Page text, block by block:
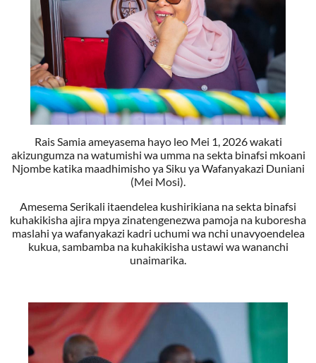
Rais Samia ameyasema hayo leo Mei 1, 2026 wakati
akizungumza na watumishi wa umma na sekta binafsi mkoani
Njombe katika maadhimisho ya Siku ya Wafanyakazi Duniani
(Mei Mosi).
Amesema Serikali itaendelea kushirikiana na sekta binafsi
kuhakikisha ajira mpya zinatengenezwa pamoja na kuboresha
maslahi ya wafanyakazi kadri uchumi wa nchi unavyoendelea
kukua, sambamba na kuhakikisha ustawi wa wananchi
unaimarika.